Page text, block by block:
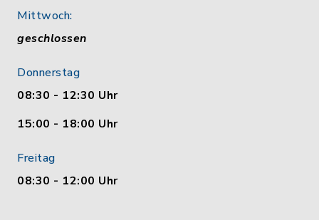
Mittwoch:
geschlossen
Donnerstag
08:30 - 12:30 Uhr
15:00 - 18:00 Uhr
Freitag
08:30 - 12:00 Uhr